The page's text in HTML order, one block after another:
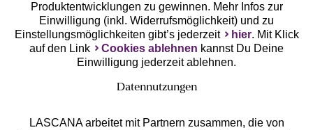
Produktentwicklungen zu gewinnen. Mehr Infos zur
Einwilligung (inkl. Widerrufsmöglichkeit) und zu
Einstellungsmöglichkeiten gibt’s jederzeit
hier. Mit Klick
auf den Link
Cookies ablehnen kannst Du Deine
Einwilligung jederzeit ablehnen.
Datennutzungen
LASCANA arbeitet mit Partnern zusammen, die von